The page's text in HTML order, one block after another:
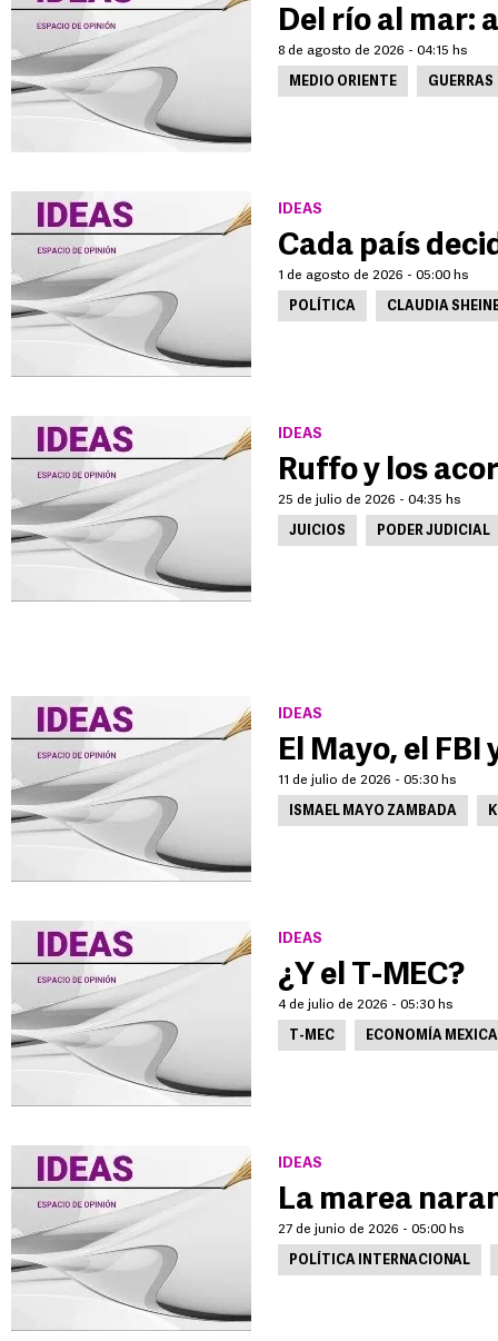
Del río al mar:
8 de agosto de 2026 - 04:15 hs
MEDIO ORIENTE GUERRAS
IDEAS
Cada país
1 de agosto de 2026 - 05:00 hs
POLÍTICA CLAUDIA
IDEAS
Ruffo y los
25 de julio de 2026 - 04:35 hs
JUICIOS PODER JUDICIAL
IDEAS
El Mayo, el FBI
11 de julio de 2026 - 05:30 hs
ISMAEL MAYO ZAMBADA
IDEAS
¿Y el T-MEC?
4 de julio de 2026 - 05:30 hs
T-MEC ECONOMÍA
IDEAS
La marea
27 de junio de 2026 - 05:00 hs
POLÍTICA INTERNACIONAL